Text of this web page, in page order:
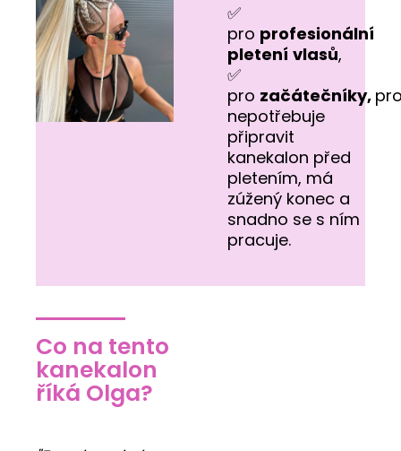
✅
pro profesionální
pletení vlasů,
✅
pro začátečníky,
nepotřebuje
připravit
kanekalon před
pletením, má
zúžený konec a
snadno se s ním
pracuje.
Co na tento
kanekalon
říká Olga?